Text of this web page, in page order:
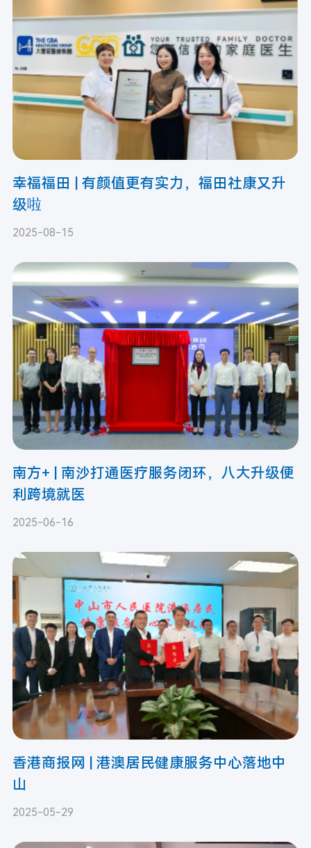
幸福福田 | 有颜值更有实力，福田社康又升
级啦
2025-08-15
南方+ | 南沙打通医疗服务闭环，八大升级便
利跨境就医
2025-06-16
香港商报网 | 港澳居民健康服务中心落地中
山
2025-05-29